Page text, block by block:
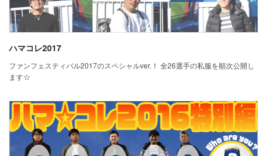
ハマコレ2017
ファンフェスティバル2017のスペシャルver.！ 全26選手の私服を順次公開し
ます☆